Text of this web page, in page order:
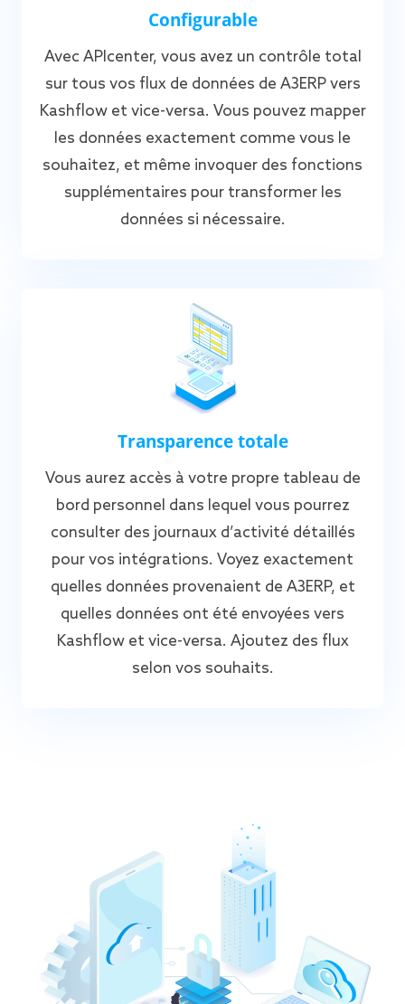
Configurable
Avec APIcenter, vous avez un contrôle total
sur tous vos flux de données de A3ERP vers
Kashflow et vice-versa. Vous pouvez mapper
les données exactement comme vous le
souhaitez, et même invoquer des fonctions
supplémentaires pour transformer les
données si nécessaire.
Transparence totale
Vous aurez accès à votre propre tableau de
bord personnel dans lequel vous pourrez
consulter des journaux d’activité détaillés
pour vos intégrations. Voyez exactement
quelles données provenaient de A3ERP, et
quelles données ont été envoyées vers
Kashflow et vice-versa. Ajoutez des flux
selon vos souhaits.